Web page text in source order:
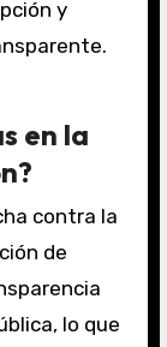
y
en la
contra la
de
lo que